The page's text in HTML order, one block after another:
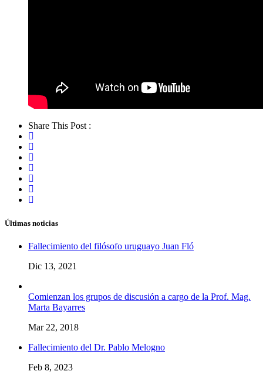
Share This Post :
Últimas noticias
Fallecimiento del filósofo uruguayo Juan Fló
Dic 13, 2021
Comienzan los grupos de discusión a cargo de la Prof. Mag.
Marta Bayarres
Mar 22, 2018
Fallecimiento del Dr. Pablo Melogno
Feb 8, 2023